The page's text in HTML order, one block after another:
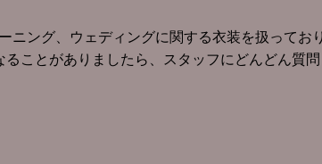
ング、ウェディングに関する衣装を扱ってお
ことがありましたら、スタッフにどんどん質問